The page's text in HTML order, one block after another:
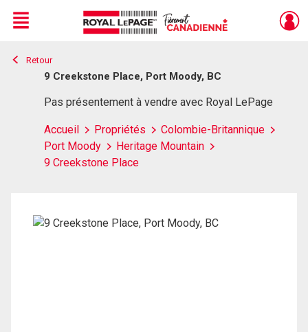
Live
En Direct
Menu
Retour
9 Creekstone Place, Port Moody, BC
Pas présentement à vendre avec Royal LePage
Accueil Propriétés
Colombie-Britannique
Port Moody
Heritage Mountain
9 Creekstone Place